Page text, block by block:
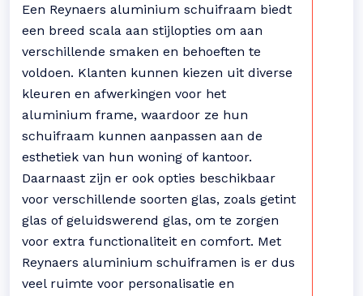
Een Reynaers aluminium schuifraam biedt
een breed scala aan stijlopties om aan
verschillende smaken en behoeften te
voldoen. Klanten kunnen kiezen uit diverse
kleuren en afwerkingen voor het
aluminium frame, waardoor ze hun
schuifraam kunnen aanpassen aan de
esthetiek van hun woning of kantoor.
Daarnaast zijn er ook opties beschikbaar
voor verschillende soorten glas, zoals getint
glas of geluidswerend glas, om te zorgen
voor extra functionaliteit en comfort. Met
Reynaers aluminium schuiframen is er dus
veel ruimte voor personalisatie en